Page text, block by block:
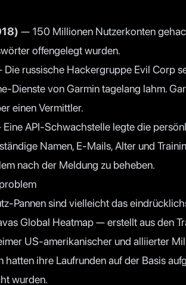
— 150 Millionen Nutzerkonten
offengelegt wurden.
russische Hackergruppe Evil Corp
Dienste von Garmin tagelang lahm.
einen Vermittler.
API-Schwachstelle legte die
Namen, E-Mails, Alter und
nach der Meldung zu beheben.
Pannen sind vielleicht das
Global Heatmap — erstellt aus den
US-amerikanischer und alliierter
hatten ihre Laufrunden auf der Basis
wurden.